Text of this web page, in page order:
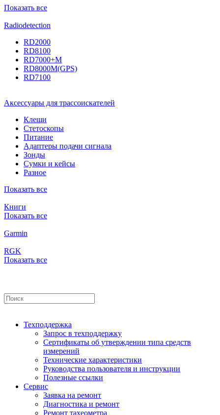
Показать все
Radiodetection
RD2000
RD8100
RD7000+M
RD8000M(GPS)
RD7100
Аксессуары для трассоискателей
Клещи
Стетоскопы
Питание
Адаптеры подачи сигнала
Зонды
Сумки и кейсы
Разное
Показать все
Книги
Показать все
Garmin
RGK
Показать все
Техподдержка
Запрос в техподдержку
Сертификаты об утверждении типа средств
измерений
Технические характеристики
Руководства пользователя и инструкции
Полезные ссылки
Сервис
Заявка на ремонт
Диагностика и ремонт
Ремонт тахеометра